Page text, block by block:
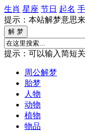
生肖 星座 节日 起名
提示：本站解梦意思
提示：可以输入简短
周公解梦
胎梦
人物
动物
植物
物品